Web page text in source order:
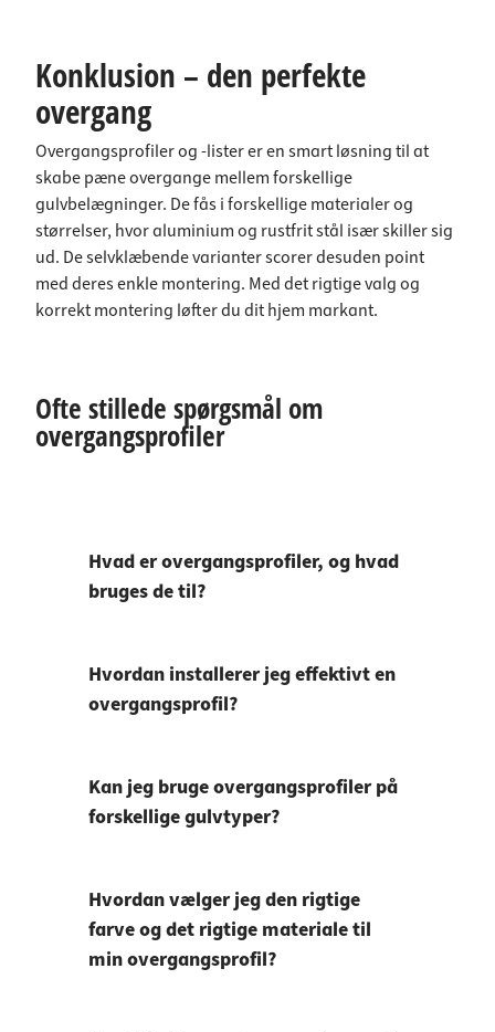
Konklusion – den perfekte
overgang
Overgangsprofiler og -lister er en smart løsning til at
skabe pæne overgange mellem forskellige
gulvbelægninger. De fås i forskellige materialer og
størrelser, hvor aluminium og rustfrit stål især skiller sig
ud. De selvklæbende varianter scorer desuden point
med deres enkle montering. Med det rigtige valg og
korrekt montering løfter du dit hjem markant.
Ofte stillede spørgsmål om
overgangsprofiler
Hvad er overgangsprofiler, og hvad
bruges de til?
Hvordan installerer jeg effektivt en
overgangsprofil?
Kan jeg bruge overgangsprofiler på
forskellige gulvtyper?
Hvordan vælger jeg den rigtige
farve og det rigtige materiale til
min overgangsprofil?